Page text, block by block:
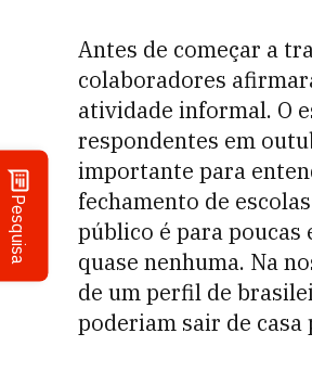
Pesquisa
Antes de começar a
colaboradores
atividade informal. O
respondentes em
importante para
fechamento de
público é para
quase nenhuma. Na
de um perfil de
poderiam sair de casa